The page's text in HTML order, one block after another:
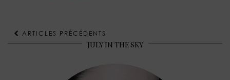
ARTICLES PRÉCÉDENTS
JULY IN THE SKY